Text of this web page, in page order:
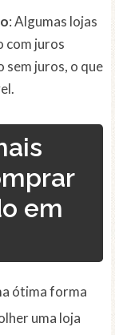
: Algumas lojas
com juros
sem juros, o que
em
ótima forma
uma loja